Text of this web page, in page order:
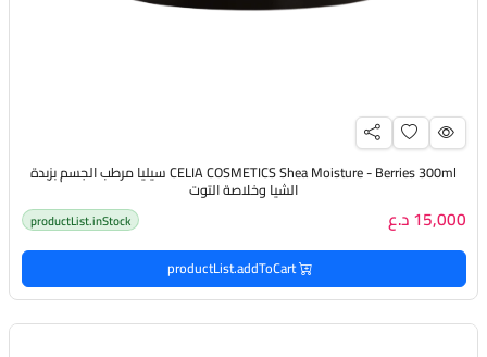
CELIA COSMETICS Shea Moisture - Berries 300ml سيليا مرطب الجسم بزبدة
الشيا وخلاصة التوت
15,000 د.ع productList.inStock
productList.addToCart